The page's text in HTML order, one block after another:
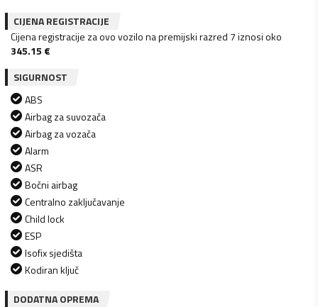
CIJENA REGISTRACIJE
Cijena registracije za ovo vozilo na premijski razred 7 iznosi oko
345.15 €
SIGURNOST
ABS
Airbag za suvozača
Airbag za vozača
Alarm
ASR
Bočni airbag
Centralno zaključavanje
Child lock
ESP
Isofix sjedišta
Kodiran ključ
DODATNA OPREMA